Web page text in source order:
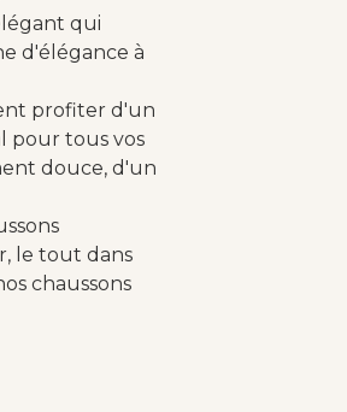
qui
d'élégance à
profiter d'un
pour tous vos
douce, d'un
le tout dans
chaussons